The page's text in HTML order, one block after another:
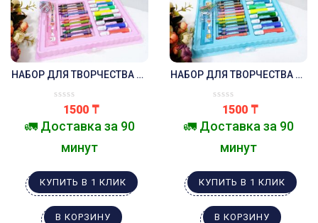
НАБОР ДЛЯ ТВОРЧЕСТВА 68
ЗАЙКА .
1500 ₸
🚛 Доставка за 90
минут
КУПИТЬ В 1 КЛИК
В КОРЗИНУ
НАБОР ДЛЯ ТВОРЧЕСТВА 68
ЛЬВЁНОК .
1500 ₸
🚛 Доставка за 90
минут
КУПИТЬ В 1 КЛИК
В КОРЗИНУ